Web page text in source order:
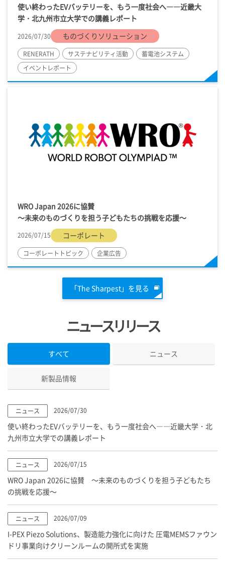
使い終わったEVバッテリーを、もう一度社会へ――近畿大
学・北九州市立大学での講義レポート
2026/07/30 ものづくりソリューション
RENERATH サステナビリティ活動
蓄電池システム
イベントレポート
WRO Japan 2026に協賛
～未来のものづくりを担う子どもたちの挑戦を応援～
2026/07/15 コーポレート
コーポレートトピック 企業広告
「The Sharpest」を見る
ニュースリリース
すべて ニュース
新製品情報
ニュース 2026/07/30
使い終わったEVバッテリーを、もう一度社会へ――近畿大学・北
九州市立大学での講義レポート
ニュース 2026/07/15
WRO Japan 2026に協賛 ～未来のものづくりを担う子どもたち
の挑戦を応援～
ニュース 2026/07/09
I-PEX Piezo Solutions、製造能力強化に向けた 圧電MEMSファウン
ドリ事業向けクリーンルームの開所式を実施